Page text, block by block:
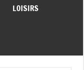
LOISIRS